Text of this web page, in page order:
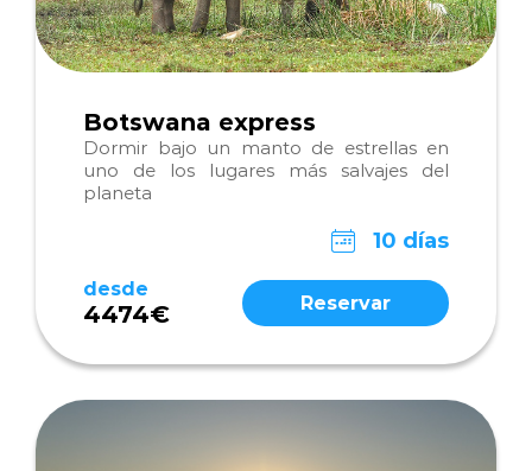
Botswana express
Dormir bajo un manto de estrellas en
uno de los lugares más salvajes del
planeta
10 días
desde
4474€ Reservar